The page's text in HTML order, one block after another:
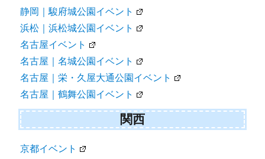
静岡｜駿府城公園イベント
浜松｜浜松城公園イベント
名古屋イベント
名古屋｜名城公園イベント
名古屋｜栄・久屋大通公園イベント
名古屋｜鶴舞公園イベント
関西
京都イベント